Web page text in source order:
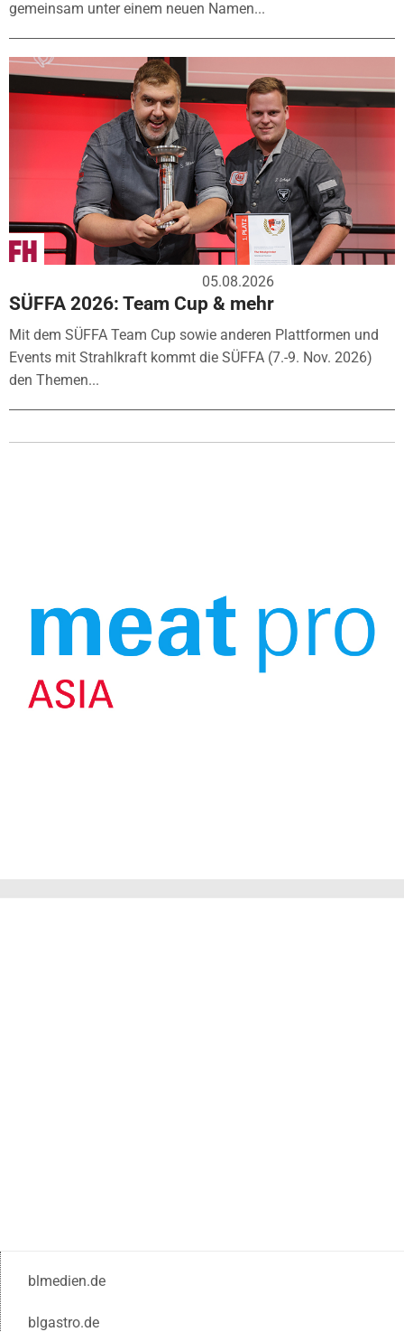
gemeinsam unter einem neuen Namen...
05.08.2026
SÜFFA 2026: Team Cup & mehr
Mit dem SÜFFA Team Cup sowie anderen Plattformen und
Events mit Strahlkraft kommt die SÜFFA (7.-9. Nov. 2026)
den Themen...
blmedien.de
blgastro.de